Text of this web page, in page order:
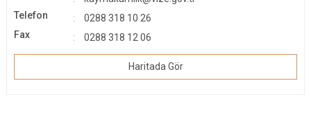
Telefon
0288 318 10 26
Fax
0288 318 12 06
Haritada Gör